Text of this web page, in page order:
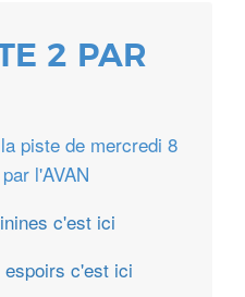
2 PAR
piste de mercredi 8
l'AVAN
c'est ici
c'est ici